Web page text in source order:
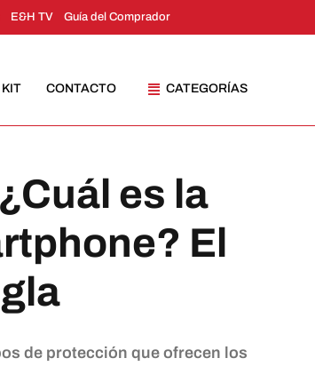
E&H TV Guía del Comprador
CONTACTO CATEGORÍAS
es la
El
de protección que ofrecen los